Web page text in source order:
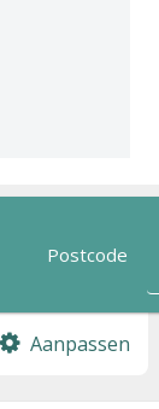
Postcode
Aanpassen